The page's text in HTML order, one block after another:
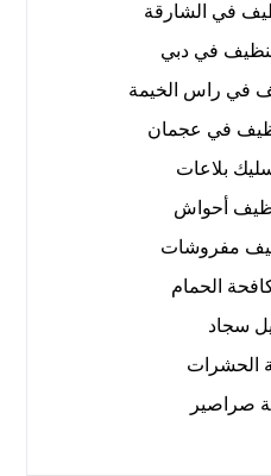
في الشارقة
في دبي
في راس الخيمة
في عجمان
بلاعات
أحواش
مفروشات
الحمام
سجاد
الحشرات
صراصير